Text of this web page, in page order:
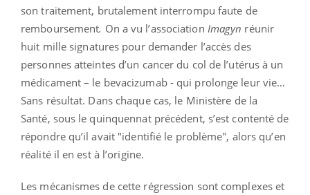
son traitement, brutalement interrompu faute de
remboursement. On a vu l’association Imagyn réunir
huit mille signatures pour demander l’accès des
personnes atteintes d’un cancer du col de l’utérus à un
médicament – le bevacizumab - qui prolonge leur vie…
Sans résultat. Dans chaque cas, le Ministère de la
Santé, sous le quinquennat précédent, s’est contenté de
répondre qu’il avait "identifié le problème", alors qu’en
réalité il en est à l’origine.
Les mécanismes de cette régression sont complexes et